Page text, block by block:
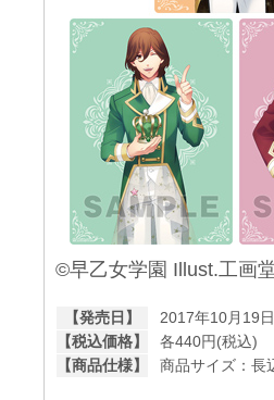
©早乙女学園 Illust.工画
【発売日】
2017年10月19
【税込価格】
各440円(税込)
【商品仕様】
商品サイズ：長